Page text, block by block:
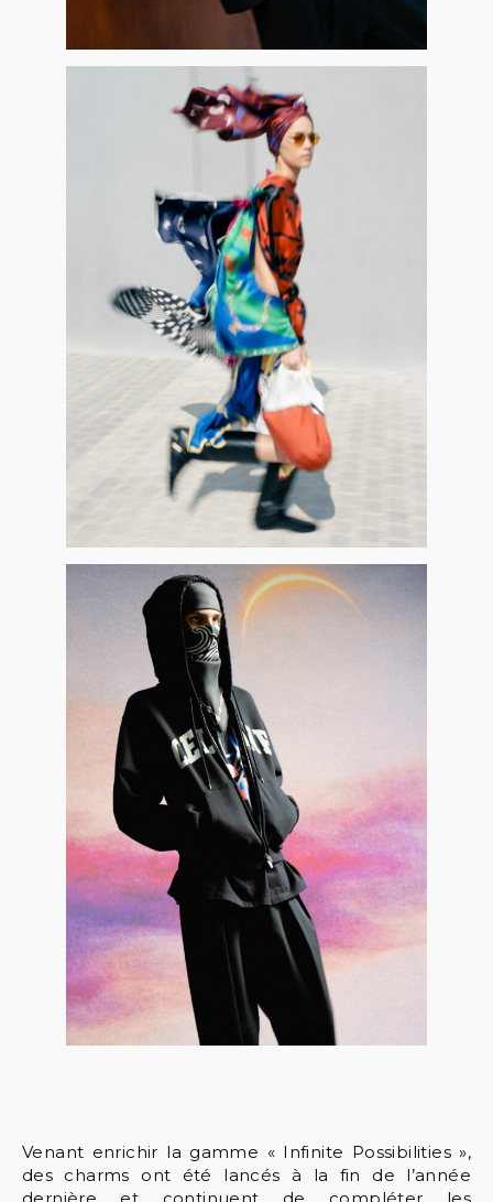
Venant enrichir la gamme « Infinite Possibilities »,
des charms ont été lancés à la fin de l’année